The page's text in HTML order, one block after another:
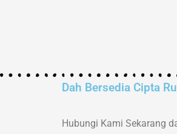
Dah Bersedia Cipta
Hubungi Kami Sekarang